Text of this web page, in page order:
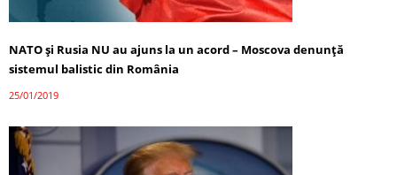
NATO şi Rusia NU au ajuns la un acord – Moscova denunţă
sistemul balistic din România
25/01/2019